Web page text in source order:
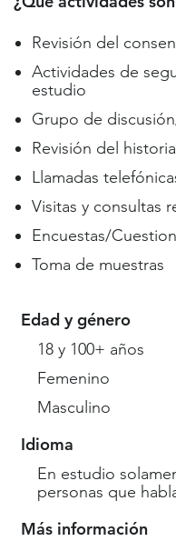
Revisión del
Actividades de
estudio
Grupo de
Revisión del
Llamadas
Visitas y consultas
Encuestas/
Toma de muestras
Edad y género
18 y 100+ años
Femenino
Masculino
Idioma
En estudio
personas que
Más información